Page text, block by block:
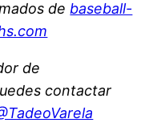
de baseball-
de
contactar